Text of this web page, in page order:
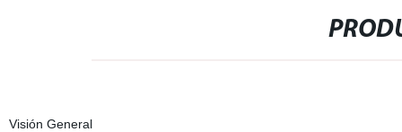
Visión General